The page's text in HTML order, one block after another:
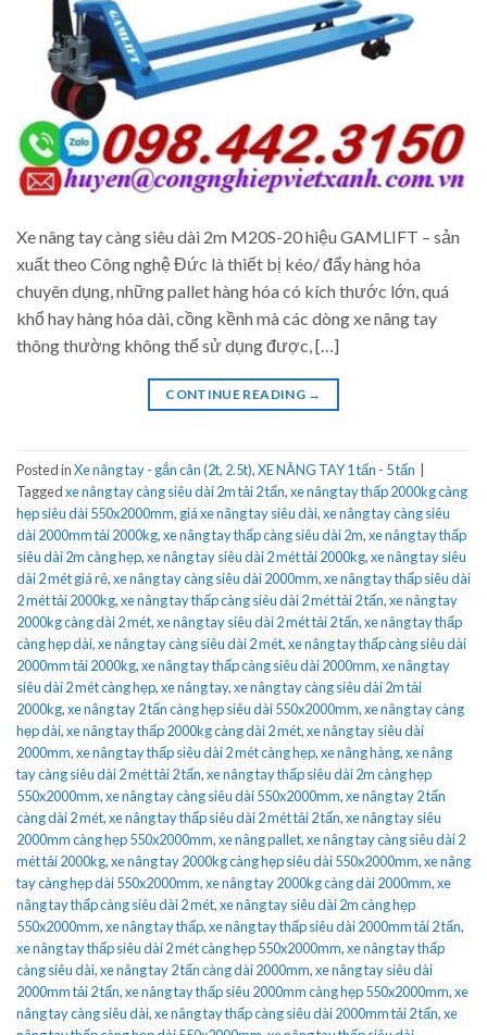
Xe nâng tay càng siêu dài 2m M20S-20 hiệu GAMLIFT – sản
xuất theo Công nghệ Đức là thiết bị kéo/ đẩy hàng hóa
chuyên dụng, những pallet hàng hóa có kích thước lớn, quá
khổ hay hàng hóa dài, cồng kềnh mà các dòng xe nâng tay
thông thường không thể sử dụng được, […]
CONTINUE READING →
Posted inXe nâng tay - gắn cân (2t, 2.5t),XE NÂNG TAY 1 tấn - 5 tấn
Taggedxe nâng tay càng siêu dài 2m tải 2 tấn,xe nâng tay thấp 2000kg càng
hẹp siêu dài 550x2000mm, giá xe nâng tay siêu dài,xe nâng tay càng siêu
dài 2000mm tải 2000kg,xe nâng tay thấp càng siêu dài 2m,xe nâng tay thấp
siêu dài 2m càng hẹp,xe nâng tay siêu dài 2 mét tải 2000kg,xe nâng tay siêu
dài 2 mét giá rẻ,xe nâng tay càng siêu dài 2000mm,xe nâng tay thấp siêu dài
2 mét tải 2000kg,xe nâng tay thấp càng siêu dài 2 mét tải 2 tấn,xe nâng tay
2000kg càng dài 2 mét,xe nâng tay siêu dài 2 mét tải 2 tấn,xe nâng tay thấp
càng hẹp dài,xe nâng tay càng siêu dài 2 mét,xe nâng tay thấp càng siêu dài
2000mm tải 2000kg,xe nâng tay thấp càng siêu dài 2000mm,xe nâng tay
siêu dài 2 mét càng hẹp,xe nâng tay,xe nâng tay càng siêu dài 2m tải
2000kg,xe nâng tay 2 tấn càng hẹp siêu dài 550x2000mm,xe nâng tay càng
hẹp dài,xe nâng tay thấp 2000kg càng dài 2 mét,xe nâng tay siêu dài
2000mm,xe nâng tay thấp siêu dài 2 mét càng hẹp,xe nâng hàng,xe nâng
tay càng siêu dài 2 mét tải 2 tấn,xe nâng tay thấp siêu dài 2m càng hẹp
550x2000mm,xe nâng tay càng siêu dài 550x2000mm,xe nâng tay 2 tấn
càng dài 2 mét,xe nâng tay thấp siêu dài 2 mét tải 2 tấn,xe nâng tay siêu
2000mm càng hẹp 550x2000mm,xe nâng pallet,xe nâng tay càng siêu dài 2
mét tải 2000kg,xe nâng tay 2000kg càng hẹp siêu dài 550x2000mm,xe nâng
tay càng hẹp dài 550x2000mm,xe nâng tay 2000kg càng dài 2000mm,xe
nâng tay thấp càng siêu dài 2 mét,xe nâng tay siêu dài 2m càng hẹp
550x2000mm,xe nâng tay thấp,xe nâng tay thấp siêu dài 2000mm tải 2 tấn,
xe nâng tay thấp siêu dài 2 mét càng hẹp 550x2000mm,xe nâng tay thấp
càng siêu dài,xe nâng tay 2 tấn càng dài 2000mm,xe nâng tay siêu dài
2000mm tải 2 tấn,xe nâng tay thấp siêu 2000mm càng hẹp 550x2000mm,xe
nâng tay càng siêu dài,xe nâng tay thấp càng siêu dài 2000mm tải 2 tấn,xe